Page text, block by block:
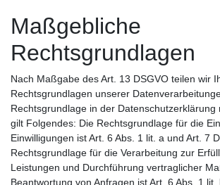
Maßgebliche
Rechtsgrundlagen
Nach Maßgabe des Art. 13 DSGVO teilen wir
Rechtsgrundlagen unserer
Rechtsgrundlage in der Datenschutzerklärung
gilt Folgendes: Die Rechtsgrundlage für die
Einwilligungen ist Art. 6 Abs. 1 lit. a und Art. 7
Rechtsgrundlage für die Verarbeitung zur
Leistungen und Durchführung vertraglicher
Beantwortung von Anfragen ist Art. 6 Abs. 1 lit.